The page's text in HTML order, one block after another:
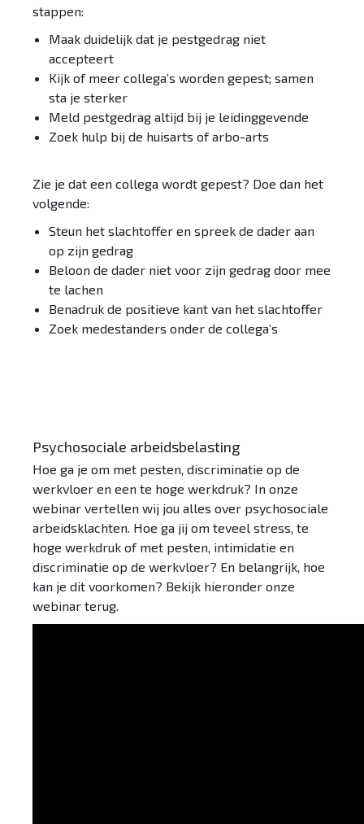
stappen:
Maak duidelijk dat je pestgedrag niet
accepteert
Kijk of meer collega’s worden gepest; samen
sta je sterker
Meld pestgedrag altijd bij je leidinggevende
Zoek hulp bij de huisarts of arbo-arts
Zie je dat een collega wordt gepest? Doe dan het
volgende:
Steun het slachtoffer en spreek de dader aan
op zijn gedrag
Beloon de dader niet voor zijn gedrag door mee
te lachen
Benadruk de positieve kant van het slachtoffer
Zoek medestanders onder de collega’s
Psychosociale arbeidsbelasting
Hoe ga je om met pesten, discriminatie op de
werkvloer en een te hoge werkdruk? In onze
webinar vertellen wij jou alles over psychosociale
arbeidsklachten. Hoe ga jij om teveel stress, te
hoge werkdruk of met pesten, intimidatie en
discriminatie op de werkvloer? En belangrijk, hoe
kan je dit voorkomen? Bekijk hieronder onze
webinar terug.